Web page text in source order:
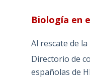
Biología en
Al rescate de
Directorio de
españolas de